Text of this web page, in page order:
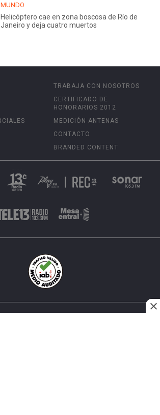
MUNDO
Helicóptero cae en zona boscosa de Río de
Janeiro y deja cuatro muertos
TRABAJA CON NOSOTROS
CERTIFICADO DE
HONORARIOS 2012
MEDICIÓN ANTENAS
CONTACTO
BRANDED CONTENT